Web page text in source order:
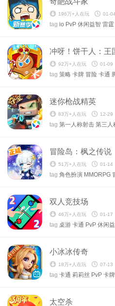
196万+人在玩 01-04
tag io PvP 休闲益智 雷霆
冲呀！饼干人：王
92万+人在玩 01-09
tag 策略 卡牌 冒险 卡通
迷你枪战精英
83万+人在玩 12-29
tag 第一人称射击 第三人
冒险岛：枫之传说
51万+人在玩 01-14
tag 角色扮演 MMORPG
双人竞技场
46万+人在玩 01-17
tag 桌游 卡通 PvP 休闲
小冰冰传奇
18万+人在玩 07-13
tag 卡通 莉莉丝 PvP 卡牌
太空杀